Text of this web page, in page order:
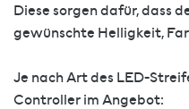
Diese sorgen dafür, dass
gewünschte Helligkeit,
Je nach Art des LED-
Controller im Angebot: